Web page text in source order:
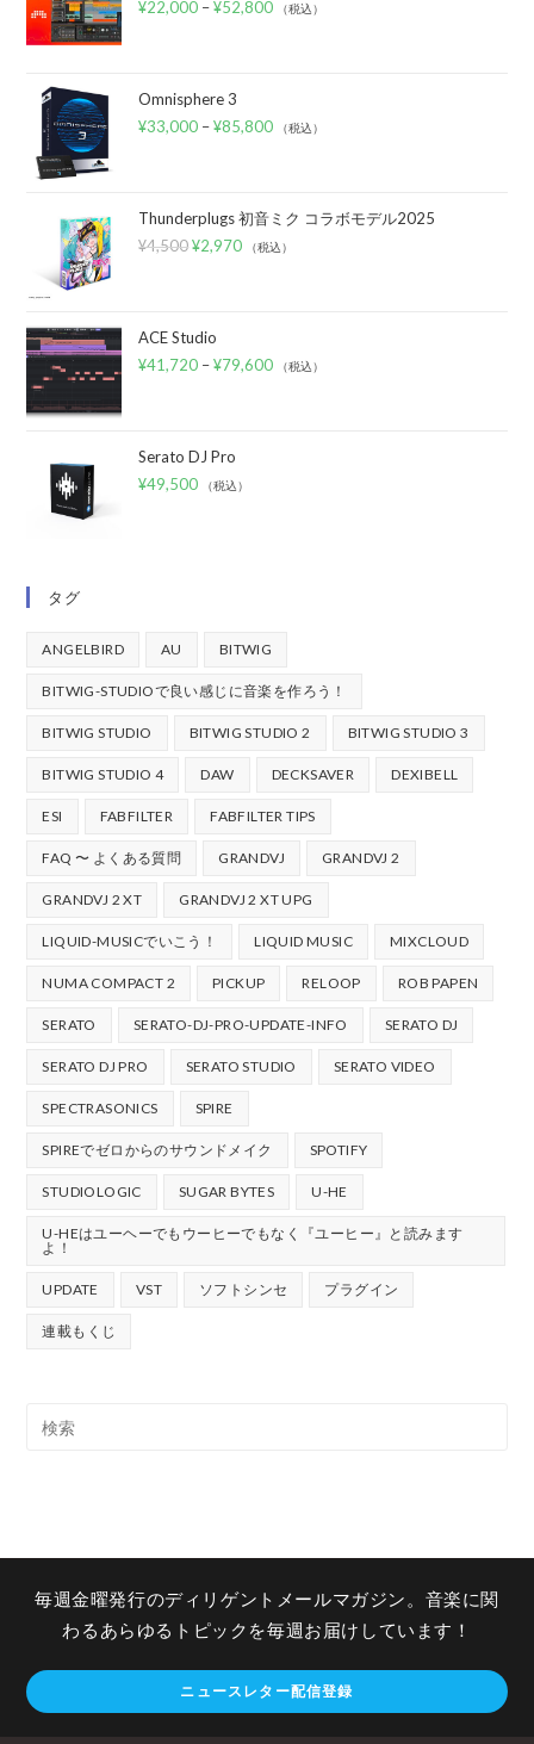
¥22,000 –¥52,800 （税込）
Omnisphere 3
¥33,000 –¥85,800 （税込）
Thunderplugs 初音ミク コラボモデル2025
¥4,500 ¥2,970 （税込）
ACE Studio
¥41,720 –¥79,600 （税込）
Serato DJ Pro
¥49,500 （税込）
タグ
ANGELBIRD AU BITWIG
BITWIG-STUDIOで良い感じに音楽を作ろう！
BITWIG STUDIO BITWIG STUDIO 2 BITWIG STUDIO 3
BITWIG STUDIO 4 DAW DECKSAVER DEXIBELL
ESI FABFILTER FABFILTER TIPS
FAQ 〜 よくある質問 GRANDVJ GRANDVJ 2
GRANDVJ 2 XT GRANDVJ 2 XT UPG
LIQUID-MUSICでいこう！ LIQUID MUSIC MIXCLOUD
NUMA COMPACT 2 PICKUP RELOOP ROB PAPEN
SERATO SERATO-DJ-PRO-UPDATE-INFO SERATO DJ
SERATO DJ PRO SERATO STUDIO SERATO VIDEO
SPECTRASONICS SPIRE
SPIREでゼロからのサウンドメイク SPOTIFY
STUDIOLOGIC SUGAR BYTES U-HE
U-HEはユーヘーでもウーヒーでもなく『ユーヒー』と読みます
よ！
UPDATE VST ソフトシンセ プラグイン
連載もくじ
毎週金曜発行のディリゲントメールマガジン。音楽に関
わるあらゆるトピックを毎週お届けしています！
ニュースレター配信登録